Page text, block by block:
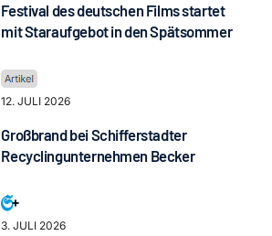
Festival des deutschen Films startet
mit Staraufgebot in den Spätsommer
12. JULI 2026
Großbrand bei Schifferstadter
Recyclingunternehmen Becker
3. JULI 2026